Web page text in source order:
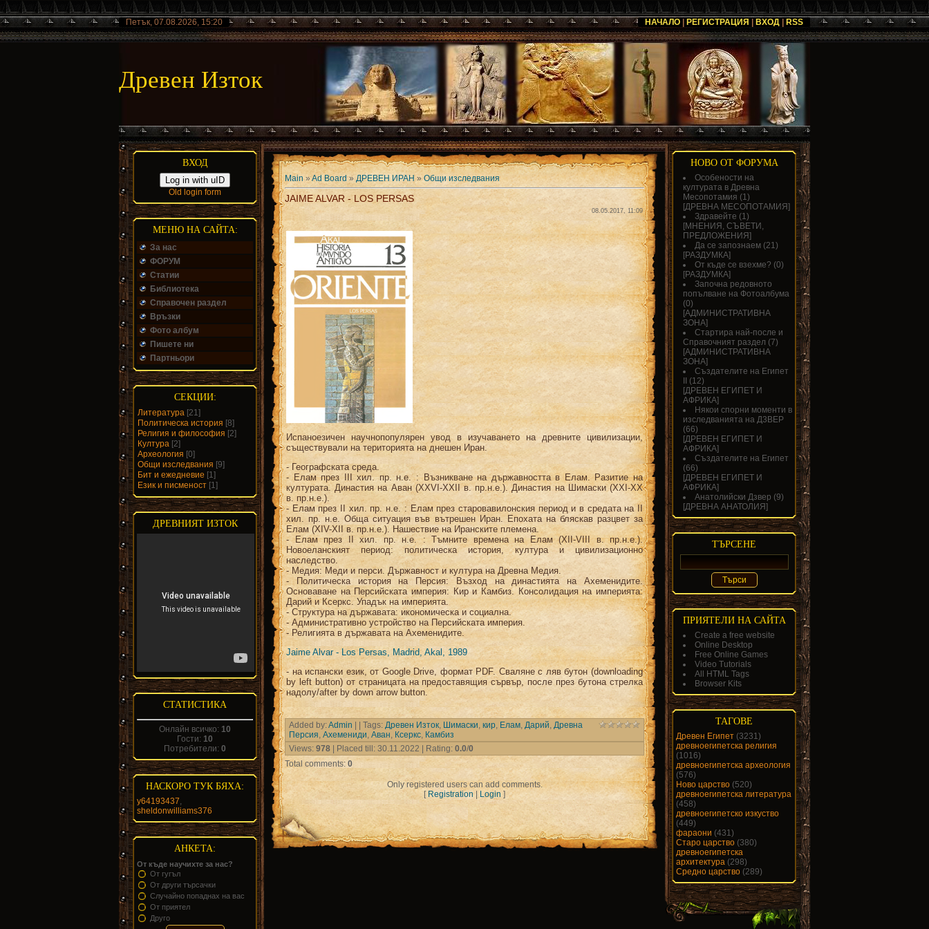
Петък, 07.08.2026, 15:20 НАЧАЛО РЕГИСТРАЦИЯ ВХОД RSS
Древен Изток
ВХОД
Log in with uID
Old login form
МЕНЮ НА САЙТА:
За нас
ФОРУМ
Статии
Библиотека
Справочен раздел
Връзки
Фото албум
Пишете ни
Партньори
СЕКЦИИ:
Литература [21]
Политическа история [8]
Религия и философия [2]
Култура [2]
Археология [0]
Общи изследвания [9]
Бит и ежедневие [1]
Език и писменост [1]
ДРЕВНИЯТ ИЗТОК
СТАТИСТИКА
Онлайн всичко: 10
Гости: 10
Потребители: 0
НАСКОРО ТУК БЯХА:
y64193437,
sheldonwilliams376
АНКЕТА:
От къде научихте за нас?
От гугъл
От други търсачки
Случайно попаднах на вас
От приятел
Друго
Main»Ad Board» ДРЕВЕН ИРАН»Общи изследвания
JAIME ALVAR - LOS PERSAS
08.05.2017, 11:09
Испаноезичен научнопопулярен увод в изучаването на древните цивилизации,
съществували на територията на днешен Иран.
- Географската среда.
- Елам през III хил. пр. н.е. : Възникване на държавността в Елам. Разитие на
културата. Династия на Аван (XXVI-XXII в. пр.н.е.). Династия на Шимаски (XXI-XX
в. пр.н.е.).
- Елам през II хил. пр. н.е. : Елам през старовавилонския период и в средата на II
хил. пр. н.е. Обща ситуация във вътрешен Иран. Епохата на бляскав разцвет за
Елам (XIV-XII в. пр.н.е.). Нашествие на Иранските племена.
- Елам през II хил. пр. н.е. : Тъмните времена на Елам (XII-VIII в. пр.н.е.).
Новоеланският период: политическа история, култура и цивилизационно
наследство.
- Медия: Меди и перси. Държавност и култура на Древна Медия.
- Политическа история на Персия: Възход на династията на Ахеменидите.
Основаване на Персийската империя: Кир и Камбиз. Консолидация на империята:
Дарий и Ксеркс. Упадък на империята.
- Структура на държавата: икономическа и социална.
- Административно устройство на Персийската империя.
- Религията в държавата на Ахеменидите.
Jaime Alvar - Los Persas, Madrid, Akal, 1989
- на испански език, от Google Drive, формат PDF. Сваляне с ляв бутон (downloading
by left button) от страницата на предоставящия сървър, после през бутона стрелка
надолу/after by down arrow button.
Added by:Admin Tags: Древен Изток, Шимаски, кир, Елам, Дарий, Древна
Персия, Ахемениди, Аван, Ксеркс, Камбиз
Views: 978 Placed till : 30.11.2022 | Rating: 0.0/0
Total comments: 0
Only registered users can add comments.
[ Registration Login ]
НОВО ОТ ФОРУМА
Особености на
културата в Древна
Месопотамия (1)
[ДРЕВНА МЕСОПОТАМИЯ]
Здравейте (1)
[МНЕНИЯ, СЪВЕТИ,
ПРЕДЛОЖЕНИЯ]
Да се запознаем (21)
[РАЗДУМКА]
От къде се взехме? (0)
[РАЗДУМКА]
Започна редовното
попълване на Фотоалбума
(0)
[АДМИНИСТРАТИВНА
ЗОНА]
Стартира най-после и
Справочният раздел (7)
[АДМИНИСТРАТИВНА
ЗОНА]
Създателите на Египет
(12)
[ДРЕВЕН ЕГИПЕТ И
АФРИКА]
Някои спорни моменти в
изследванията на Д3ВЕР
(66)
[ДРЕВЕН ЕГИПЕТ И
АФРИКА]
Създателите на Египет
(66)
[ДРЕВЕН ЕГИПЕТ И
АФРИКА]
Анатолийски Дзвер (9)
[ДРЕВНА АНАТОЛИЯ]
ТЪРСЕНЕ
ПРИЯТЕЛИ НА САЙТА
Create a free website
Online Desktop
Free Online Games
Video Tutorials
All HTML Tags
Browser Kits
ТАГОВЕ
Древен Египет (3231)
древноегипетска религия
(1016)
древноегипетска археология
(576)
Ново царство (520)
древноегипетска литература
(458)
древноегипетско изкуство
(449)
фараони (431)
Старо царство (380)
древноегипетска
архитектура (298)
Средно царство (289)